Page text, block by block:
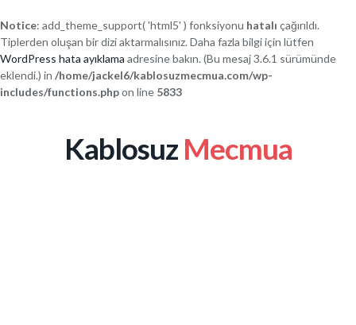
Notice: add_theme_support( 'html5' ) fonksiyonu hatalı çağırıldı.
Tiplerden oluşan bir dizi aktarmalısınız. Daha fazla bilgi için lütfen
WordPress hata ayıklama adresine bakın. (Bu mesaj 3.6.1 sürümünde
eklendi.) in /home/jackel6/kablosuzmecmua.com/wp-
includes/functions.phpon line 5833
Kablosuz Mecmua